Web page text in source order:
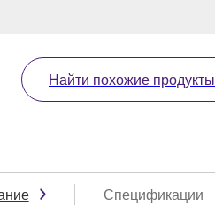
Найти похожие продукты
Спецификации